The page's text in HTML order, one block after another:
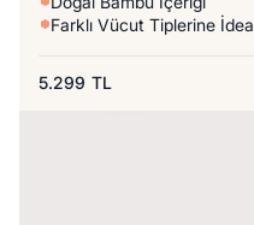
Farklı Vücut Tiplerine
5.299 TL